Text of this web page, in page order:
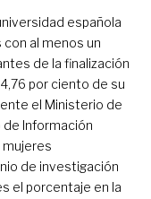
española
al menos un
de la finalización
por ciento de su
el Ministerio de
Información
mujeres
de investigación
el porcentaje en la